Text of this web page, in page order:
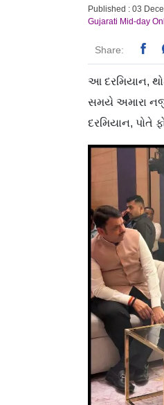
Published : 03
Gujarati Mid-day
Share:
આ દરમિયાન,
સમયે અમારા
દરમિયાન, પોતે